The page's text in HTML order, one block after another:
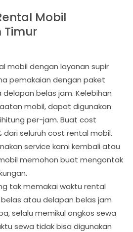
Mobil
Timur
mobil dengan layanan supir
pemakaian dengan paket
belas jam. Kelebihan
mobil, dapat digunakan
per-jam. Buat cost
dari seluruh cost rental mobil.
service kami kembali atau
memohon buat mengontak
tak memakai waktu rental
atau delapan belas jam
selalu memikul ongkos sewa
sewa tidak bisa digunakan